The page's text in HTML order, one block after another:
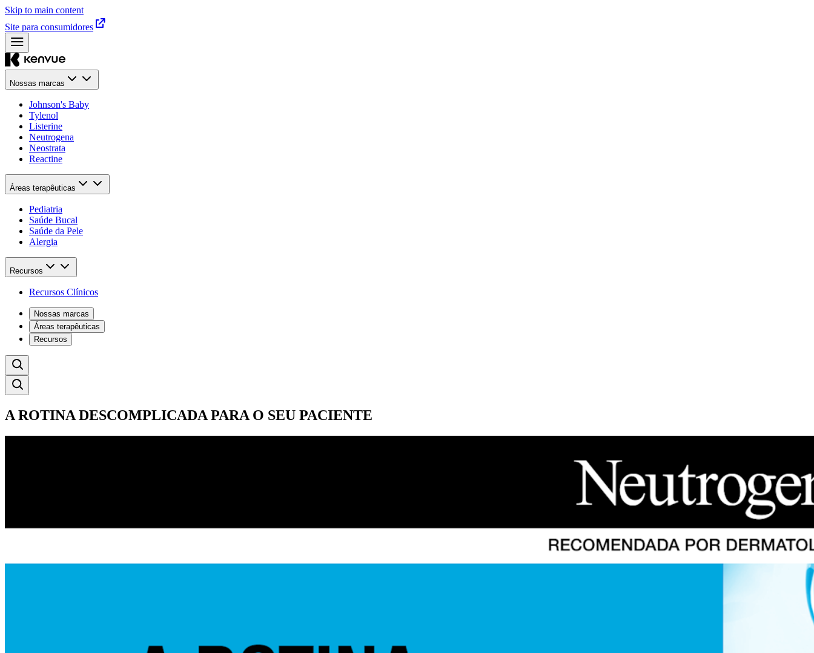
Skip to main content
Site para consumidores
Nossas marcas
Johnson's Baby
Tylenol
Listerine
Neutrogena
Neostrata
Reactine
Áreas terapêuticas
Pediatria
Saúde Bucal​
Saúde da Pele​
Alergia
Recursos
Recursos Clínicos
Nossas marcas
Áreas terapêuticas
Recursos
A ROTINA DESCOMPLICADA PARA O SEU PACIENTE